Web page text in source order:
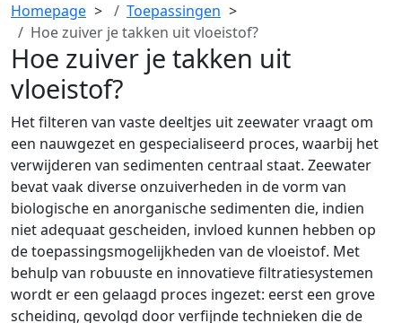
Homepage
Toepassingen
Hoe zuiver je takken uit vloeistof?
Hoe zuiver je takken uit
vloeistof?
Het filteren van vaste deeltjes uit zeewater vraagt om
een nauwgezet en gespecialiseerd proces, waarbij het
verwijderen van sedimenten centraal staat. Zeewater
bevat vaak diverse onzuiverheden in de vorm van
biologische en anorganische sedimenten die, indien
niet adequaat gescheiden, invloed kunnen hebben op
de toepassingsmogelijkheden van de vloeistof. Met
behulp van robuuste en innovatieve filtratiesystemen
wordt er een gelaagd proces ingezet: eerst een grove
scheiding, gevolgd door verfijnde technieken die de